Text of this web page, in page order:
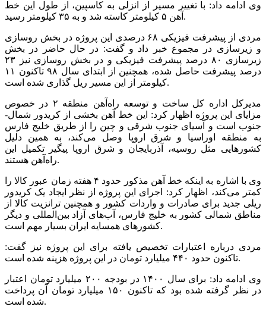
وی ادامه داد: با تغییر مسیر از انزلی به کاسپین، از طول این خط
آهن ۵ کیلومتر کاسته شد و به ۳۵ کیلومتر رسید.
مردی از پیشرفت فیزیکی ۶۸ درصدی این پروژه در بخش روسازی
و زیرسازی در مجموع خبر داد و گفت: در حال حاضر در بخش
زیرسازی ۸۰ درصد پیشرفت فیزیکی و در بخش روسازی نیز ۲۳
درصد پیشرفت حاصل شده، همچنین از ابتدای سال ۹۸ تاکنون ۱۱
کیلومتر از این مسیر ریل گذاری شده است.
مدیرکل اداره کل ساخت و توسعه راه‌آهن منطقه ۲ در خصوص
مزایای این پروژه اظهار کرد: این خط آهن بخشی از کریدور شمال-
جنوب است و آسیای جنوب شرقی و چین را از طریق خلیج فارس
به منطقه اوراسیا و شرق اروپا وصل می‌کند، به همین دلیل
کشورهایی مثل روسیه، آذربایجان و شرق اروپا پیگیر تکمیل این
راه‌آهن هستند.
وی با اشاره به اینکه خط آهن مذکور حدود ۴ هفته زمان عبور کالا را
کمتر می‌کند، اظهار کرد: اجرای این پروژه از نظر ایجاد یک کریدور
ریلی جدید برای صادرات و واردات کشور و همچنین ترانزیت کالا از
مناطق شمالی کشور به خلیج فارس، آب‌های آزاد بین‌المللی و دیگر
کشورهای همسایه ایران بسیار مهم است.
مردی درباره اعتبارات تخصیص یافته برای این پروژه نیز گفت:
تاکنون حدود ۴۴۰ میلیارد تومان در این پروژه هزینه شده است.
وی ادامه داد: برای سال ۱۴۰۰ در بودجه ۲۰۰ میلیارد تومان اعتبار
در نظر گرفته شده بود که تاکنون ۱۵۰ میلیارد تومان آن پرداخت
شده است.